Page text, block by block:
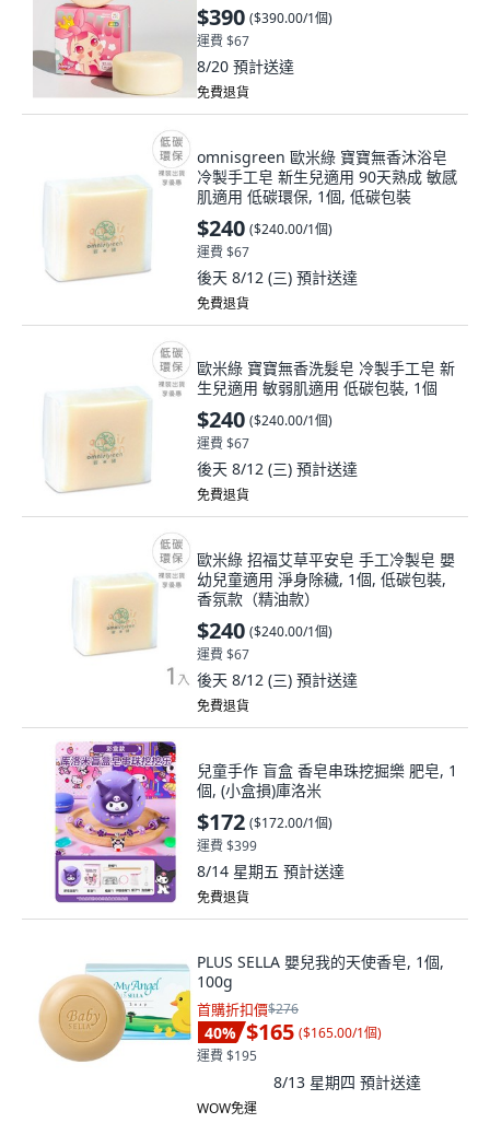
$390 ($390.00/1個)
運費 $67
8/20 預計送達
免費退貨
omnisgreen 歐米綠 寶寶無香沐浴皂
冷製手工皂 新生兒適用 90天熟成 敏感
肌適用 低碳環保, 1個, 低碳包裝
$240 ($240.00/1個)
運費 $67
後天 8/12 (三) 預計送達
免費退貨
歐米綠 寶寶無香洗髮皂 冷製手工皂 新
生兒適用 敏弱肌適用 低碳包裝, 1個
$240 ($240.00/1個)
運費 $67
後天 8/12 (三) 預計送達
免費退貨
歐米綠 招福艾草平安皂 手工冷製皂 嬰
幼兒童適用 淨身除穢, 1個, 低碳包裝,
香氛款（精油款）
$240 ($240.00/1個)
運費 $67
後天 8/12 (三) 預計送達
免費退貨
兒童手作 盲盒 香皂串珠挖掘樂 肥皂, 1
個, (小盒損)庫洛米
$172 ($172.00/1個)
運費 $399
8/14 星期五 預計送達
免費退貨
PLUS SELLA 嬰兒我的天使香皂, 1個,
100g
首購折扣價$276
40% $165 ($165.00/1個)
運費 $195
8/13 星期四 預計送達
WOW免運